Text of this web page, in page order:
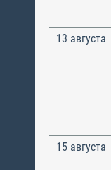
13 августа
15 августа